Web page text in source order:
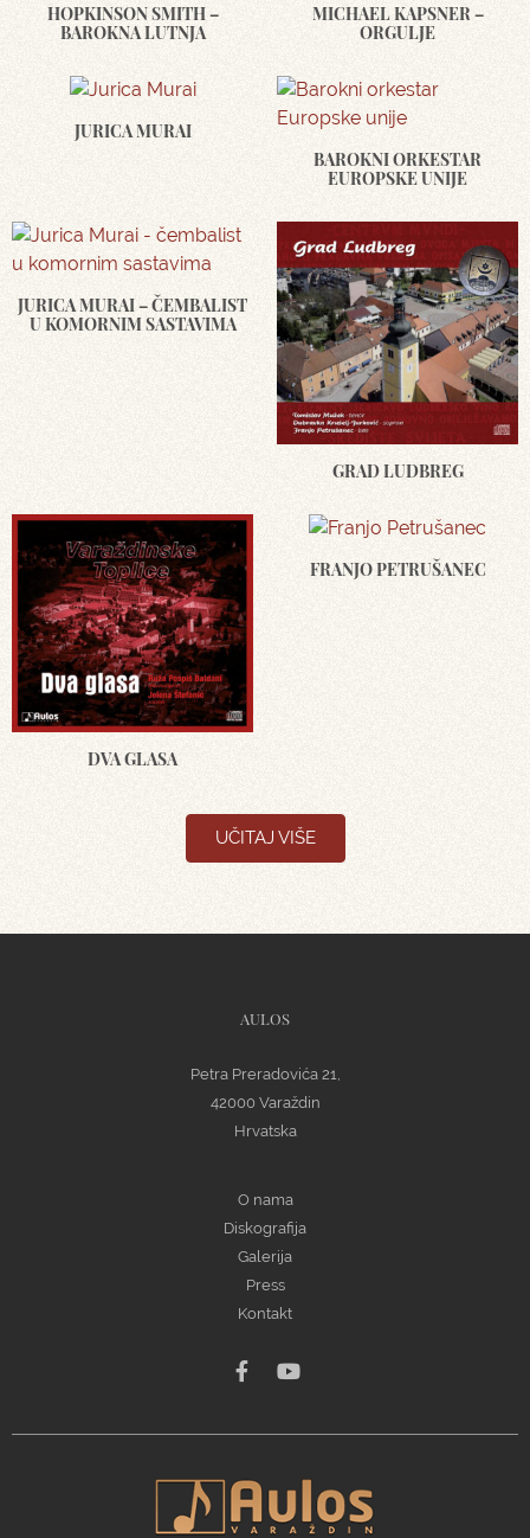
HOPKINSON SMITH –
BAROKNA LUTNJA
MICHAEL KAPSNER –
ORGULJE
JURICA MURAI
BAROKNI ORKESTAR
EUROPSKE UNIJE
JURICA MURAI – ČEMBALIST
U KOMORNIM SASTAVIMA
GRAD LUDBREG
DVA GLASA
FRANJO PETRUŠANEC
UČITAJ VIŠE
AULOS
Petra Preradovića 21,
42000 Varaždin
Hrvatska
O nama
Diskografija
Galerija
Press
Kontakt